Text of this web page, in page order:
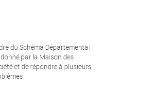
du Schéma Départemental
par la Maison des
et de répondre à plusieurs